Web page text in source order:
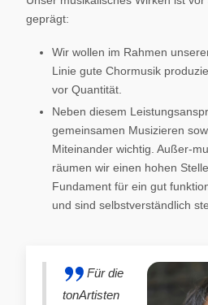
geprägt:
Wir wollen im Rahmen
Linie gute Chormusik
vor Quantität.
Neben diesem
gemeinsamen Musizieren
Miteinander wichtig. Außer-
räumen wir einen hohen
Fundament für ein gut
und sind selbstverständlich
Für die
tonArtisten